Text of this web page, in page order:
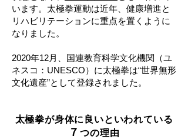
います。 太極拳運動は近年、健康増進と
リハビリテーションに重点を置くように
なりました。
2020年12月、国連教育科学文化機関（ユ
ネスコ：UNESCO）に太極拳は“世界無形
文化遺産”として登録されました。
太極拳が身体に良いといわれている
７つの理由